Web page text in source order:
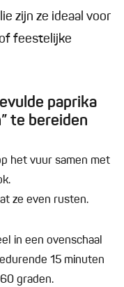
zijn ze ideaal voor
feestelijke
paprika
te bereiden
het vuur samen met
ze even rusten.
in een ovenschaal
15 minuten
graden.